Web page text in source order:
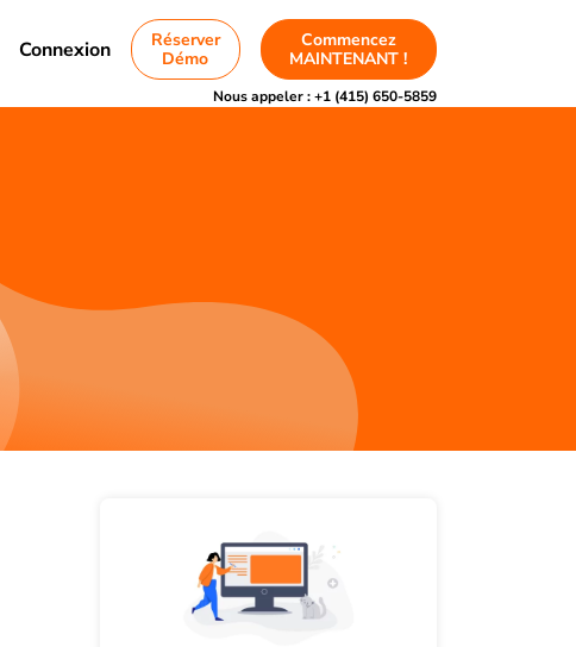
Connexion
Réserver
Démo
Commencez
MAINTENANT !
Nous appeler :+1 (415) 650-5859